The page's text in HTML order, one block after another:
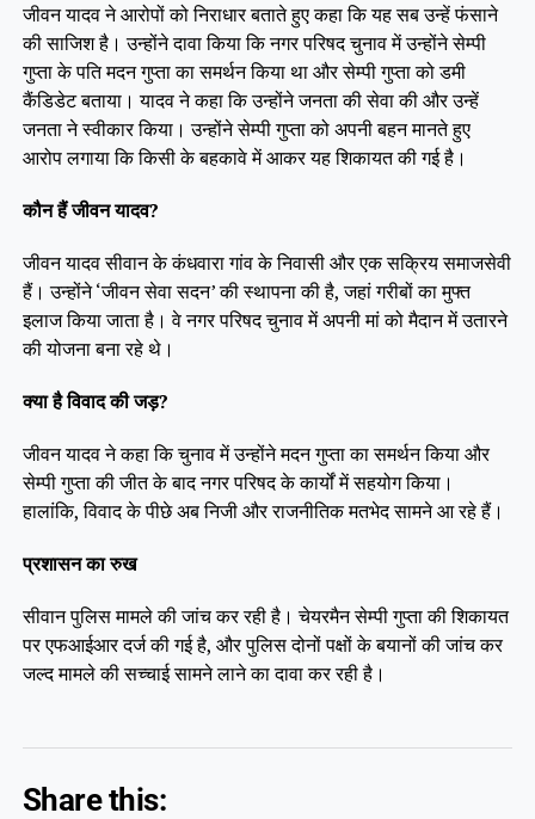
जीवन यादव ने आरोपों को निराधार बताते हुए कहा कि यह सब उन्हें फंसाने
की साजिश है। उन्होंने दावा किया कि नगर परिषद चुनाव में उन्होंने सेम्पी
गुप्ता के पति मदन गुप्ता का समर्थन किया था और सेम्पी गुप्ता को डमी
कैंडिडेट बताया। यादव ने कहा कि उन्होंने जनता की सेवा की और उन्हें
जनता ने स्वीकार किया। उन्होंने सेम्पी गुप्ता को अपनी बहन मानते हुए
आरोप लगाया कि किसी के बहकावे में आकर यह शिकायत की गई है।
कौन हैं जीवन यादव?
जीवन यादव सीवान के कंधवारा गांव के निवासी और एक सक्रिय समाजसेवी
हैं। उन्होंने ‘जीवन सेवा सदन’ की स्थापना की है, जहां गरीबों का मुफ्त
इलाज किया जाता है। वे नगर परिषद चुनाव में अपनी मां को मैदान में उतारने
की योजना बना रहे थे।
क्या है विवाद की जड़?
जीवन यादव ने कहा कि चुनाव में उन्होंने मदन गुप्ता का समर्थन किया और
सेम्पी गुप्ता की जीत के बाद नगर परिषद के कार्यों में सहयोग किया।
हालांकि, विवाद के पीछे अब निजी और राजनीतिक मतभेद सामने आ रहे हैं।
प्रशासन का रुख
सीवान पुलिस मामले की जांच कर रही है। चेयरमैन सेम्पी गुप्ता की शिकायत
पर एफआईआर दर्ज की गई है, और पुलिस दोनों पक्षों के बयानों की जांच कर
जल्द मामले की सच्चाई सामने लाने का दावा कर रही है।
Share this: